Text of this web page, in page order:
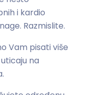
i kardio
Razmislite.
Vam pisati više
na